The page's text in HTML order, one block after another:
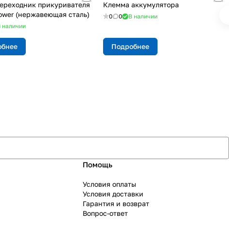
прикуривателя
(нержавеющая сталь)
наличии
Клемма аккумулятора
0 0 В наличии
Подробнее
Помощь
Условия оплаты
Условия доставки
Гарантия и возврат
Вопрос-ответ